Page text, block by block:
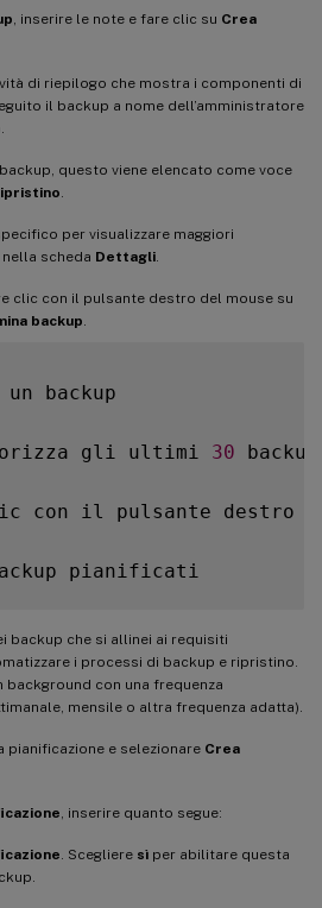
, inserire le note e fare clic su Crea
di riepilogo che mostra i componenti di
il backup a nome dell’amministratore
questo viene elencato come voce
per visualizzare maggiori
scheda Dettagli
clic con il pulsante destro del mouse su
backup
un backup
gli ultimi
30 backup
con il pulsante destro
backup che si allinei ai requisiti
i processi di backup e ripristino.
background con una frequenza
mensile o altra frequenza adatta).
pianificazione e selezionare Crea
, inserire quanto segue:
. Scegliere sì per abilitare questa